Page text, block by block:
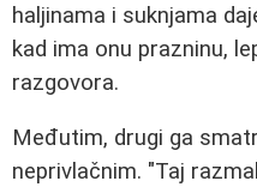
haljinama i suknjama
kad ima onu prazninu,
razgovora.
Međutim, drugi ga
neprivlačnim. "Taj